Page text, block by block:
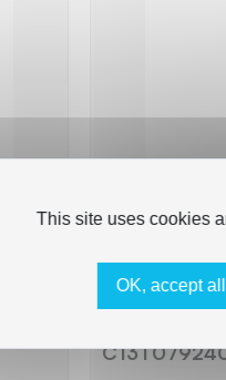
This site uses cookies
OK, accept all